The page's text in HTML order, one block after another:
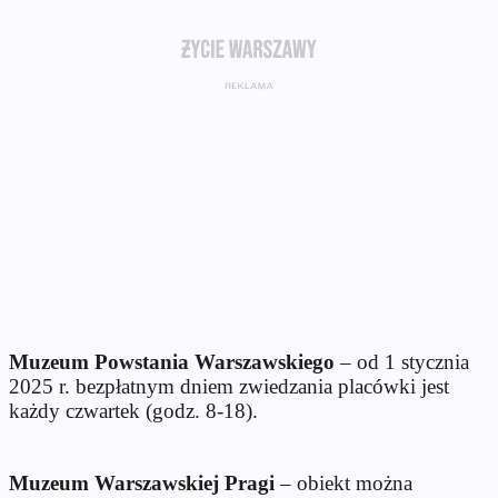
Muzeum Powstania Warszawskiego – od 1 stycznia
2025 r. bezpłatnym dniem zwiedzania placówki jest
każdy czwartek (godz. 8-18).
Muzeum Warszawskiej Pragi– obiekt można